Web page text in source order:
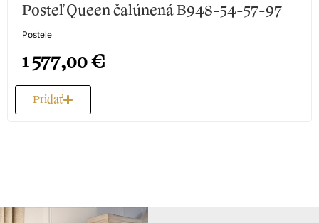
Posteľ Queen čalúnená B948-54-57-97
Postele
1 577,00€
Pridať